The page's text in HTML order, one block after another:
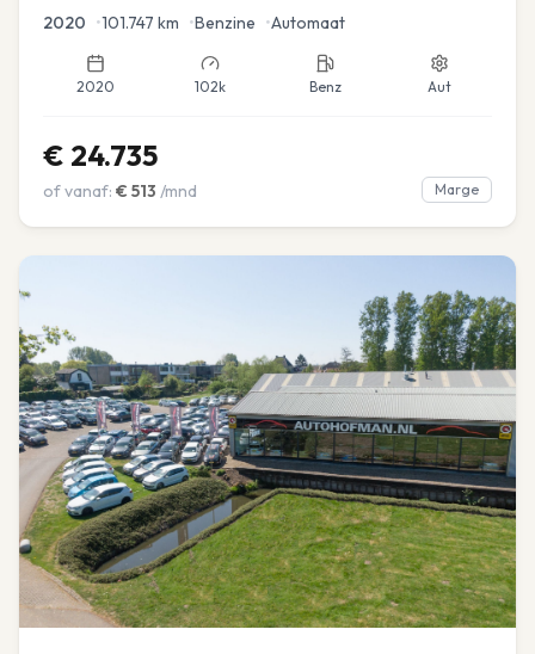
2020 •101.747 km •Benzine •Automaat
2020 102k Benz Aut
€ 24.735
of vanaf: € 513 /mnd Marge